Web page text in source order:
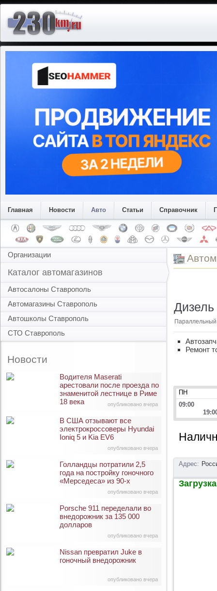
Главная Новости Авто Статьи Справочник
Организации
Каталог автомагазинов
Автосалоны Ставрополь
Автомагазины Ставрополь
Автошколы Ставрополь
СТО Ставрополь
Новости
опубликовано вчера
Водителя Maserati
арестовали после проезда по
знаменитой лестнице в Риме
18 века
опубликовано вчера
В США отзывают все
электрокроссоверы Hyundai
Ioniq 5 и Kia EV6
опубликовано вчера
Голландцы потратили 2,5
года на постройку гоночного
«Мерседеса» из 90-х
опубликовано вчера
Porsche 911 переделали во
внедорожник за 135 000
долларов
опубликовано вчера
Nissan превратил Juke в
гоночный внедорожник
Дизель
Ремонт
ПН
09:00
Адрес: